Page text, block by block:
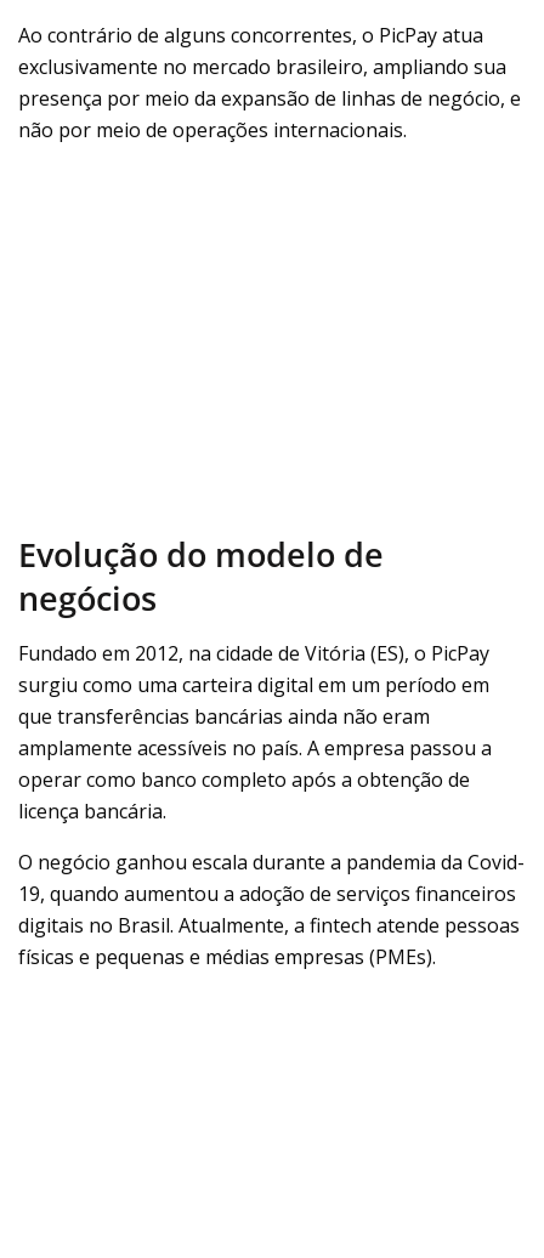
Ao contrário de alguns concorrentes, o PicPay atua
exclusivamente no mercado brasileiro, ampliando sua
presença por meio da expansão de linhas de negócio, e
não por meio de operações internacionais.
Evolução do modelo de
negócios
Fundado em 2012, na cidade de Vitória (ES), o PicPay
surgiu como uma carteira digital em um período em
que transferências bancárias ainda não eram
amplamente acessíveis no país. A empresa passou a
operar como banco completo após a obtenção de
licença bancária.
O negócio ganhou escala durante a pandemia da Covid-
19, quando aumentou a adoção de serviços financeiros
digitais no Brasil. Atualmente, a fintech atende pessoas
físicas e pequenas e médias empresas (PMEs).